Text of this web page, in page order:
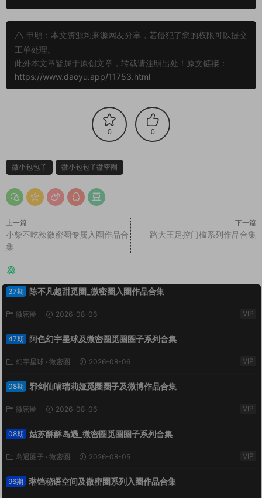
申明：本文资源均来源网友分享，若侵犯了您的权限可以提交
工单处理。
此外本文章皆属于原创文章，转载请注明出处！原文链接：
https://www.daoyu.app/11753.html
0 0
微小包包子 微小包包子微密圈
上一篇
小柴不吃辣微密圈专属入圈作品合
集
下一篇
路大王足控门槛系列作品合集
37期 陈不凡超甜觅圈_微密圈入圈作品合集
微密圈 2026-08-06 VIP
47期 阿色幻宇星球及微密圈觅圈圈子系列合集
幻宇星球 · 微密圈 2026-08-06 VIP
08期 邪剑仙喵瑞莉娅觅圈圈子及微博作品合集
微密圈 2026-08-06 VIP
08期 姑苏酥酥岛遇_微密圈觅圈圈子系列合集
岛遇圈子 · 微密圈 2026-08-05 VIP
96期 琳铛秘语空间及微密圈系列入圈作品合集